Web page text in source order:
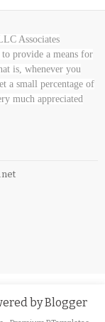
Associates
provide a means for
is, whenever you
a small percentage of
much appreciated
byBlogger